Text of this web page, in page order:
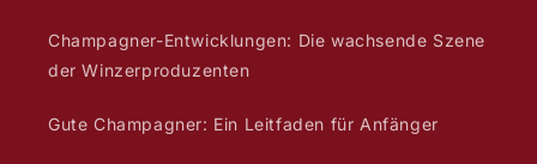
Champagner-Entwicklungen: Die wachsende Szene
der Winzerproduzenten
Gute Champagner: Ein Leitfaden für Anfänger